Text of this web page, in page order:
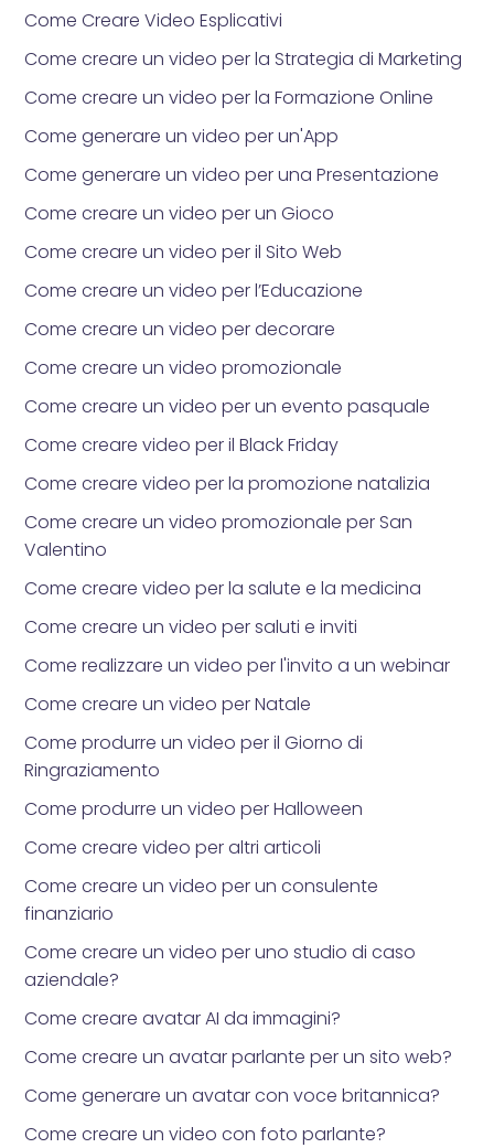
Come Creare Video Esplicativi
Come creare un video per la Strategia di Marketing
Come creare un video per la Formazione Online
Come generare un video per un'App
Come generare un video per una Presentazione
Come creare un video per un Gioco
Come creare un video per il Sito Web
Come creare un video per l’Educazione
Come creare un video per decorare
Come creare un video promozionale
Come creare un video per un evento pasquale
Come creare video per il Black Friday
Come creare video per la promozione natalizia
Come creare un video promozionale per San
Valentino
Come creare video per la salute e la medicina
Come creare un video per saluti e inviti
Come realizzare un video per l'invito a un webinar
Come creare un video per Natale
Come produrre un video per il Giorno di
Ringraziamento
Come produrre un video per Halloween
Come creare video per altri articoli
Come creare un video per un consulente
finanziario
Come creare un video per uno studio di caso
aziendale?
Come creare avatar AI da immagini?
Come creare un avatar parlante per un sito web?
Come generare un avatar con voce britannica?
Come creare un video con foto parlante?